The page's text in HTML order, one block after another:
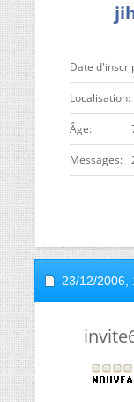
Date
Localisation
ge
Messages
23/12/2006,